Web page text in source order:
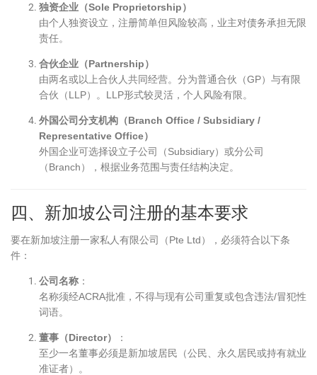
独资企业（Sole Proprietorship）
由个人独资设立，注册简单但风险较高，业主对债务承担无限
责任。
合伙企业（Partnership）
由两名或以上合伙人共同经营。分为普通合伙（GP）与有限
合伙（LLP）。LLP形式较灵活，个人风险有限。
外国公司分支机构（Branch Office / Subsidiary /
Representative Office）
外国企业可选择设立子公司（Subsidiary）或分公司
（Branch），根据业务范围与责任结构决定。
四、新加坡公司注册的基本要求
要在新加坡注册一家私人有限公司（Pte Ltd），必须符合以下条
件：
公司名称 ：
名称须经ACRA批准，不得与现有公司重复或包含违法/冒犯性
词语。
董事（Director）
：
至少一名董事必须是新加坡居民（公民、永久居民或持有就业
准证者）。